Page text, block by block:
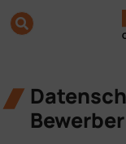
Bewerber